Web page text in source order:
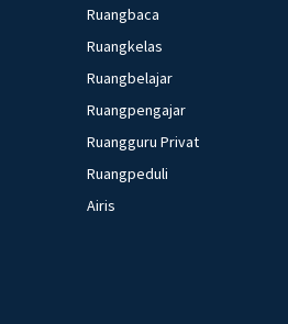
Ruangbaca
Ruangkelas
Ruangbelajar
Ruangpengajar
Ruangguru Privat
Ruangpeduli
Airis